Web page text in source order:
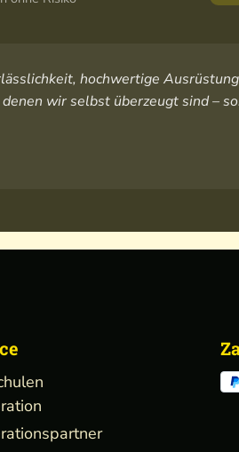
hochwertige
wir selbst überzeugt sind –